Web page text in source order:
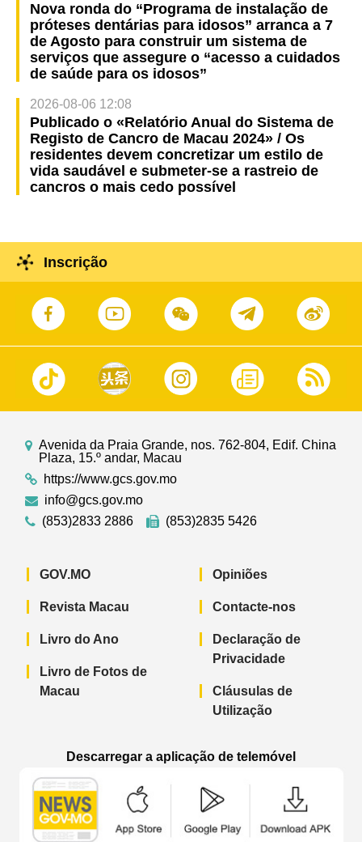
Nova ronda do “Programa de instalação de
próteses dentárias para idosos” arranca a 7
de Agosto para construir um sistema de
serviços que assegure o “acesso a cuidados
de saúde para os idosos”
2026-08-06 12:08
Publicado o «Relatório Anual do Sistema de
Registo de Cancro de Macau 2024» / Os
residentes devem concretizar um estilo de
vida saudável e submeter-se a rastreio de
cancros o mais cedo possível
Inscrição
Avenida da Praia Grande, nos. 762-804, Edif. China
Plaza, 15.º andar, Macau
https://www.gcs.gov.mo
info@gcs.gov.mo
(853)2833 2886
(853)2835 5426
GOV.MO
Revista Macau
Livro do Ano
Livro de Fotos de
Macau
Opiniões
Contacte-nos
Declaração de
Privacidade
Cláusulas de
Utilização
Descarregar a aplicação de telemóvel